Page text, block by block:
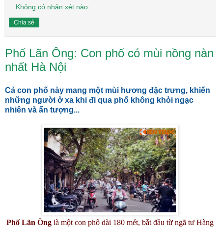
Không có nhận xét nào:
Chia sẻ
Phố Lãn Ông: Con phố có mùi nồng nàn
nhất Hà Nội
Cả con phố này mang một mùi hương đặc trưng, khiến
những người ở xa khi đi qua phố không khỏi ngạc
nhiên và ấn tượng...
Phố Lãn Ông là một con phố dài 180 mét, bắt đầu từ ngã tư Hàng